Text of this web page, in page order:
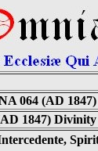
064 (AD
1847)